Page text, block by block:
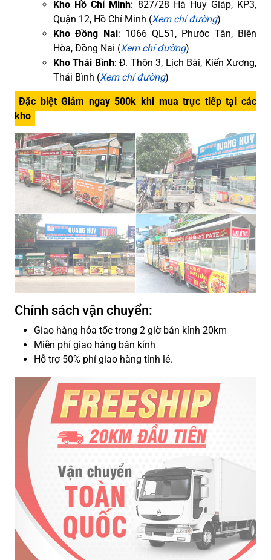
Kho Hồ Chí Minh: 827/28 Hà Huy Giáp, KP3,
Quận 12, Hồ Chí Minh (Xem chỉ đường)
Kho Đồng Nai: 1066 QL51, Phước Tân, Biên
Hòa, Đồng Nai (Xem chỉ đường)
Kho Thái Bình: Đ. Thôn 3, Lịch Bài, Kiến Xương,
Thái Bình (Xem chỉ đường)
Đặc biệt Giảm ngay 500k khi mua trực tiếp tại các
kho
Chính sách vận chuyển:
Giao hàng hỏa tốc trong 2 giờ bán kính 20km
Miễn phí giao hàng bán kính
Hỗ trợ 50% phí giao hàng tỉnh lẻ.